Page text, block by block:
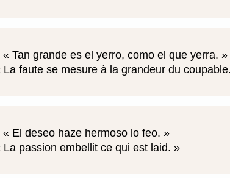
Tan grande es el yerro, como el que yerra.
La faute se mesure à la grandeur du
El deseo haze hermoso lo feo.
La passion embellit ce qui est laid.